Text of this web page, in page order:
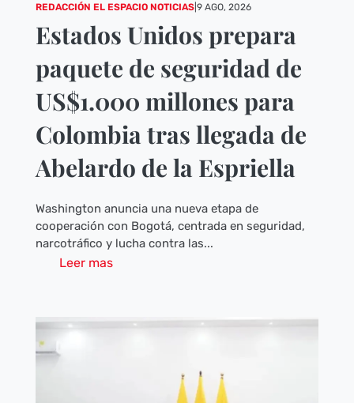
REDACCIÓN EL ESPACIO NOTICIAS| 9 AGO, 2026
Estados Unidos prepara
paquete de seguridad de
US$1.000 millones para
Colombia tras llegada de
Abelardo de la Espriella
Washington anuncia una nueva etapa de
cooperación con Bogotá, centrada en seguridad,
narcotráfico y lucha contra las...
Leer mas